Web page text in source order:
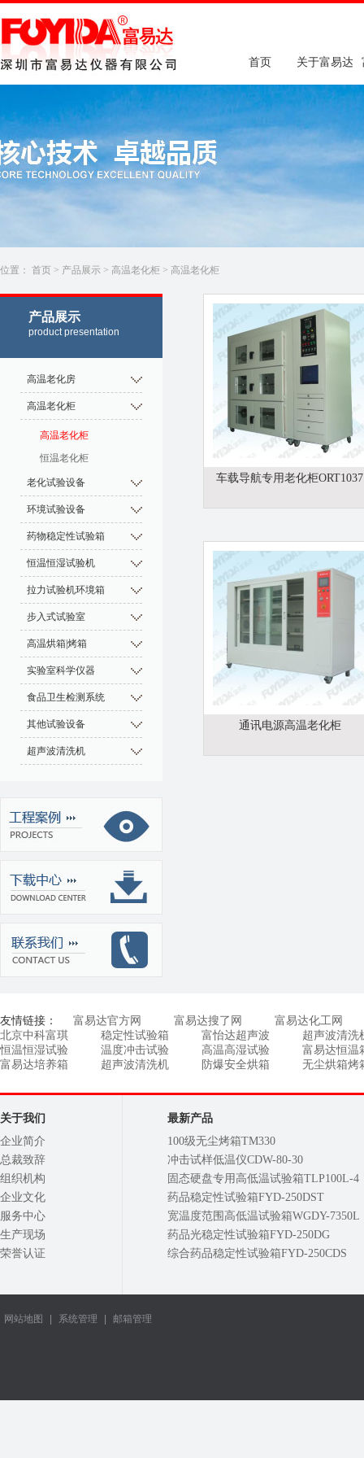
首页 关于富易达
位置： 首页 > 产品展示 > 高温老化柜 > 高温老化柜
产品展示
product presentation
高温老化房
高温老化柜
高温老化柜
恒温老化柜
老化试验设备
环境试验设备
药物稳定性试验箱
恒温恒湿试验机
拉力试验机环境箱
步入式试验室
高温烘箱|烤箱
实验室科学仪器
食品卫生检测系统
其他试验设备
超声波清洗机
车载导航专用老化柜ORT1037
通讯电源高温老化柜
友情链接： 富易达官方网 富易达搜了网
富易达化工网
北京中科富琪
稳定性试验箱 富怡达超声波
超声波清洗
恒温恒湿试验
温度冲击试验 高温高湿试验
富易达恒温
富易达培养箱
超声波清洗机 防爆安全烘箱 无尘烘箱烤
关于我们
企业简介
总裁致辞
组织机构
企业文化
服务中心
生产现场
荣誉认证
最新产品
100级无尘烤箱TM330
冲击试样低温仪CDW-80-30
固态硬盘专用高低温试验箱TLP100L-4
药品稳定性试验箱FYD-250DST
宽温度范围高低温试验箱WGDY-7350L
药品光稳定性试验箱FYD-250DG
综合药品稳定性试验箱FYD-250CDS
网站地图 系统管理 邮箱管理